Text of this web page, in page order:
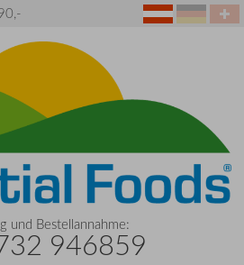
und Bestellannahme:
946859